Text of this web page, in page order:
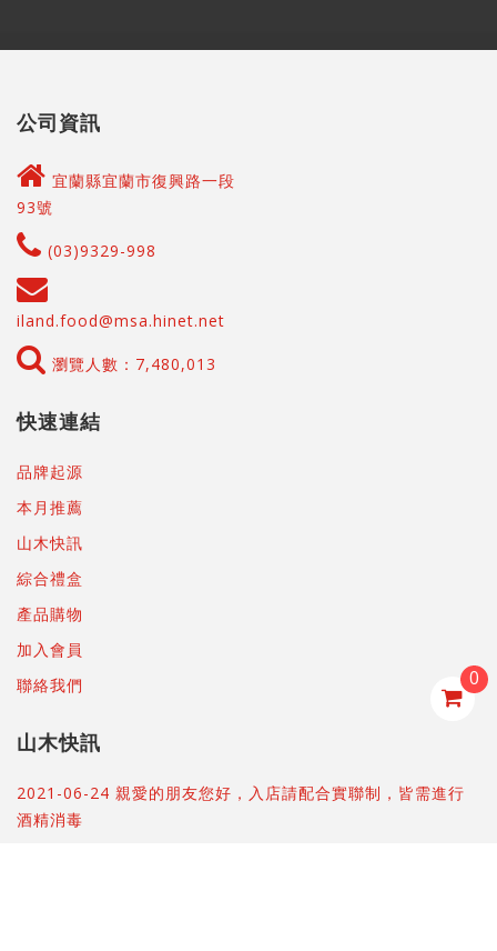
0
公司資訊
宜蘭縣宜蘭市復興路一段
93號
(03)9329-998
iland.food@msa.hinet.net
瀏覽人數：7,480,013
快速連結
品牌起源
本月推薦
山木快訊
綜合禮盒
產品購物
加入會員
聯絡我們
山木快訊
2021-06-24 親愛的朋友您好，入店請配合實聯制，皆需進行
酒精消毒